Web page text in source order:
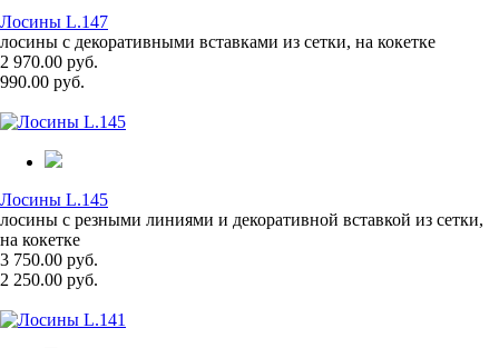
Лосины L.147
лосины с декоративными вставками из сетки, на кокетке
2 970.00 руб.
990.00 руб.
Лосины L.145
лосины с резными линиями и декоративной вставкой из сетки,
на кокетке
3 750.00 руб.
2 250.00 руб.